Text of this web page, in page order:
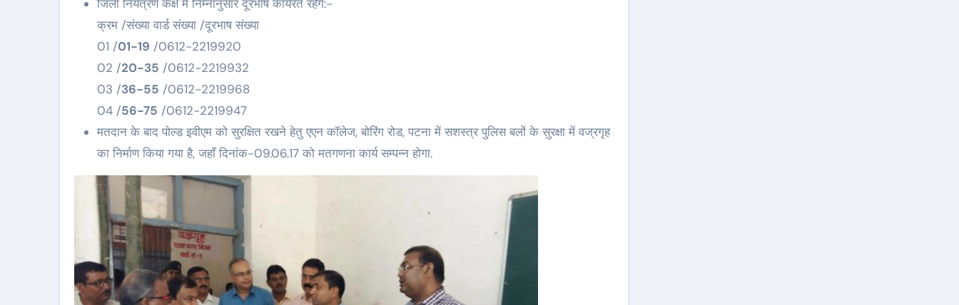
जिला नियंत्रण कक्ष में निम्नानुसार दूरभाष कार्यरत रहेगें:-
क्रम /संख्या वार्ड संख्या /दूरभाष संख्या
01 /01-19 /0612-2219920
02 /20-35 /0612-2219932
03 /36-55 /0612-2219968
04 /56-75 /0612-2219947
मतदान के बाद पोल्ड इवीएम को सुरक्षित रखने हेतु एएन काॅलेज, बोरिंग रोड, पटना में सशस्त्र पुलिस बलों के सुरक्षा में वज्रगृह
का निर्माण किया गया है, जहाँ दिनांक-09.06.17 को मतगणना कार्य सम्पन्न होगा.